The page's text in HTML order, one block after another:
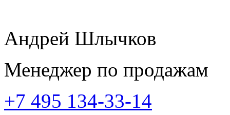
Андрей Шлычков
Менеджер по продажам
+7 495 134-33-14